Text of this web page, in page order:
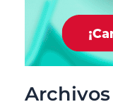
Archivos